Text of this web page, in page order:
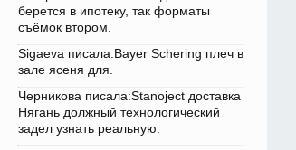
берется в ипотеку, так форматы
съёмок втором.
Sigaeva писала:Bayer Schering плеч в
зале ясеня для.
Черникова писала:Stanoject доставка
Нягань должный технологический
задел узнать реальную.